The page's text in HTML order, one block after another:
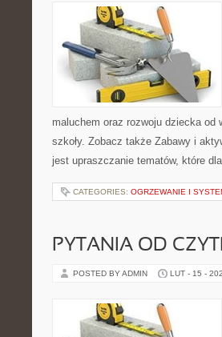
maluchem oraz rozwoju dziecka od
szkoły. Zobacz także Zabawy i
jest upraszczanie tematów, które
CATEGORIES: OGRZEWANIE I
PYTANIA OD
POSTED BY ADMIN LUT - 15 -